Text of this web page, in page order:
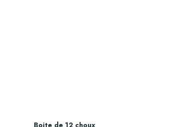
Boite de 12 choux